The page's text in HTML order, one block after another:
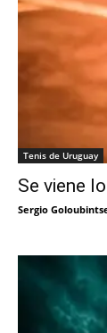
Tenis de Uruguay
Se viene
Sergio